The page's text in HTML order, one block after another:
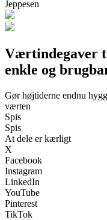
Jeppesen
Værtindegaver
enkle og
Gør højtiderne endnu
værten
Spis
Spis
At dele er kærligt
X
Facebook
Instagram
LinkedIn
YouTube
Pinterest
TikTok